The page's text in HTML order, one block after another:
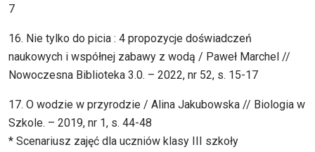
7
16. Nie tylko do picia : 4 propozycje doświadczeń
naukowych i współnej zabawy z wodą / Paweł Marchel //
Nowoczesna Biblioteka 3.0. – 2022, nr 52, s. 15-17
17. O wodzie w przyrodzie / Alina Jakubowska // Biologia w
Szkole. – 2019, nr 1, s. 44-48
* Scenariusz zajęć dla uczniów klasy III szkoły